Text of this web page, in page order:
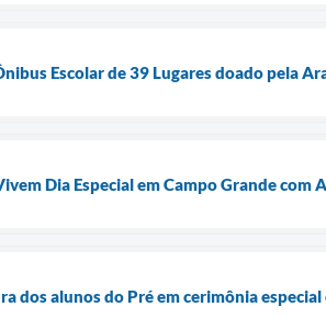
Escolar de 39 Lugares doado pela
Dia Especial em Campo Grande com
dos alunos do Pré em cerimônia